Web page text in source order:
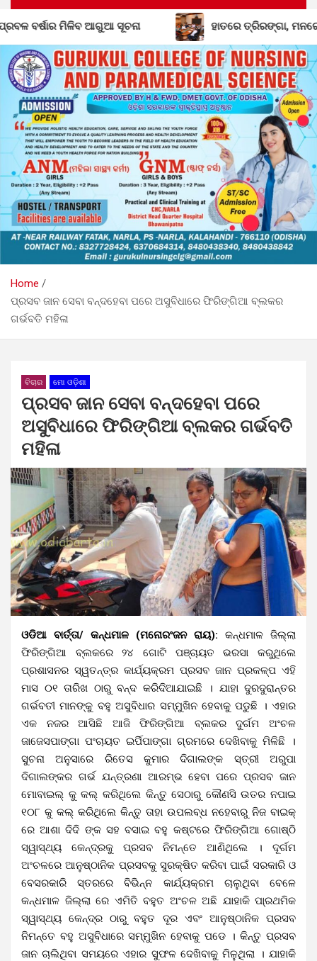
ହାତରେ ତ୍ରିରଙ୍ଗା, ମନରେ ଦେଶପ୍ରେମ: ୧୦ରେ କୋରାପୁଟରେ ବିଶାଳ
Home
ପ୍ରସବ ଜାନ ସେବା ବନ୍ଦହେବା ପରେ ଅସୁବିଧାରେ ଫିରିଙ୍ଗିଆ ବ୍ଲକର
ଗର୍ଭବତି ମହିଳା
ବିଚାର ମୋ ଓଡ଼ିଶା
ପ୍ରସବ ଜାନ ସେବା ବନ୍ଦହେବା ପରେ
ଅସୁବିଧାରେ ଫିରିଙ୍ଗିଆ ବ୍ଲକର ଗର୍ଭବତି
ମହିଳା
ଓଡିଆ ବାର୍ତ୍ତା/ କନ୍ଧମାଳ (ମନୋରଂଜନ ରାୟ): କନ୍ଧମାଳ ଜିଲ୍ଲା
ଫିରିଙ୍ଗିଆ ବ୍ଲକରେ ୨୪ ଗୋଟି ପଞ୍ଚାୟତ ଭରସା କରୁଥିଲେ
ପ୍ରଶାସନର ସ୍ୱତନ୍ତ୍ର କାର୍ଯ୍ୟକ୍ରମ ପ୍ରସବ ଜାନ ପ୍ରକଳ୍ପ ଏହି
ମାସ ୦୧ ତାରିଖ ଠାରୁ ବନ୍ଦ କରିଦିଆଯାଇଛି । ଯାହା ଦୁରଦୁରାନ୍ତର
ଗର୍ଭବତୀ ମାନଙ୍କୁ ବହୁ ଅସୁବିଧାର ସମ୍ମୁଖିନ ହେବାକୁ ପଡୁଛି । ଏହାର
ଏକ ନଜର ଆସିଛି ଆଜି ଫିରିଙ୍ଗିଆ ବ୍ଲକର ଦୁର୍ଗମ ଅଂଚଳ
ଜାଜେସପାଙ୍ଗା ପଂଚାୟତ ଇର୍ପିପାଙ୍ଗା ଗ୍ରମରେ ଦେଖିବାକୁ ମିଳିଛି ।
ସୁଚନା ଅନୁସାରେ ରିତେସ କୁମାର ଦିଗାଲଙ୍କ ସ୍ତ୍ରୀ ଅରୁପା
ଦିଗାଲଙ୍କର ଗର୍ଭ ଯନ୍ତ୍ରଣା ଆରମ୍ଭ ହେବା ପରେ ପ୍ରସବ ଜାନ
ମୋବାଇଲ୍ କୁ କଲ୍ କରିଥିଲେ କିନ୍ତୁ ସେଠାରୁ କୌଣସି ଉତର ନପାଇ
୧୦୮ କୁ କଲ୍ କରିଥିଲେ କିନ୍ତୁ ତାହା ଉପଲବ୍ଧ ନହେବାରୁ ନିଜ ବାଇକ୍
ରେ ଆଶା ଦିଦି ଙ୍କ ସହ ବସାଇ ବହୁ କଷ୍ଟରେ ଫିରିଙ୍ଗିଆ ଗୋଷ୍ଠି
ସ୍ୱାସ୍ଥ୍ୟ କେନ୍ଦ୍ରକୁ ପ୍ରସବ ନିମନ୍ତେ ଆଣିଥିଲେ । ଦୂର୍ଗମ
ଅଂଚଳରେ ଆନୁଷ୍ଠାନିକ ପ୍ରସବକୁ ସୁରକ୍ଷିତ କରିବା ପାଇଁ ସରକାରି ଓ
ବେସରକାରି ସ୍ତରରେ ବିଭିନ୍ନ କାର୍ଯ୍ୟକ୍ରମ ଚାଲୁଥିବା ବେଳେ
କନ୍ଧମାଳ ଜିଲ୍ଲା ରେ ଏମିତି ବହୁତ ଅଂଚଳ ଅଛି ଯାହାକି ପା୍ରଥମିକ
ସ୍ୱାସ୍ଥ୍ୟ କେନ୍ଦ୍ର ଠାରୁ ବହୁତ ଦୂର ଏବଂ ଆନୁଷ୍ଠାନିକ ପ୍ରସବ
ନିମନ୍ତେ ବହୁ ଅସୁବିଧାରେ ସମ୍ମୁଖିନ ହେବାକୁ ପଡେ । କିନ୍ତୁ ପ୍ରସବ
ଜାନ ଚାଲିଥିବା ସମୟରେ ଏହାର ସୁଫଳ ଦେଖିବାକୁ ମିଳୁଥିଲା । ଯାହାକି